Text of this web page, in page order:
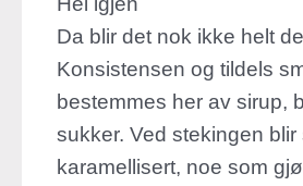
Da blir det nok ikke helt
Konsistensen og tildels
bestemmes her av sirup,
sukker. Ved stekingen
karamellisert, noe som